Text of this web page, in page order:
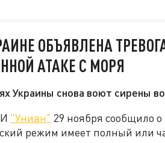
ОБЪЯВЛЕНА
АТАКЕ С МОРЯ
Украины снова воют сирены
"Униан" 29 ноября сообщило
режим имеет полный или